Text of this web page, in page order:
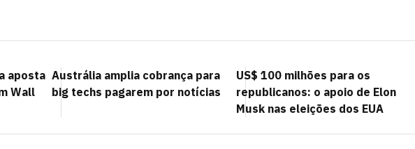
aposta
Wall
Austrália amplia cobrança para
big techs pagarem por notícias
US$ 100 milhões para os
republicanos: o apoio de Elon
Musk nas eleições dos EUA